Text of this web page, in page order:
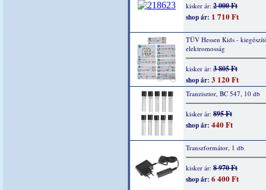
kisker ár: 2 000 Ft
shop ár: 1 710 Ft
TÜV Hessen Kids -
elektromosság
kisker ár: 3 805 Ft
shop ár: 3 120 Ft
Tranzisztor, BC 547, 10 db
kisker ár: 895 Ft
shop ár: 440 Ft
Transzformátor, 1 db
kisker ár: 8 970 Ft
shop ár: 6 400 Ft